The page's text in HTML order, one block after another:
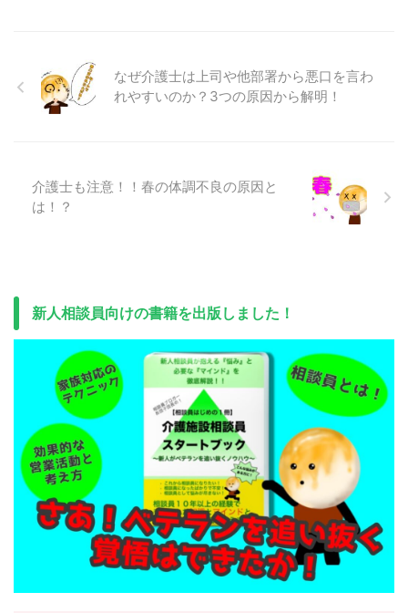
なぜ介護士は上司や他部署から悪口を言わ
れやすいのか？3つの原因から解明！
介護士も注意！！春の体調不良の原因と
は！？
新人相談員向けの書籍を出版しました！